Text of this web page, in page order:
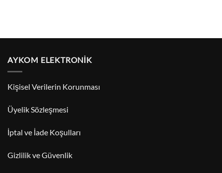
AYKOM ELEKTRONİK
Kişisel Verilerin Korunması
Üyelik Sözleşmesi
İptal ve İade Koşulları
Gizlilik ve Güvenlik